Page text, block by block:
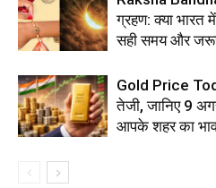
ग्रहण: क्या भारत
सही समय और
Gold Price
तेजी, जानिए 9
आपके शहर का